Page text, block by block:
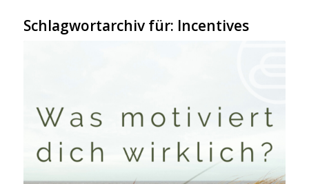
Schlagwortarchiv für: Incentives